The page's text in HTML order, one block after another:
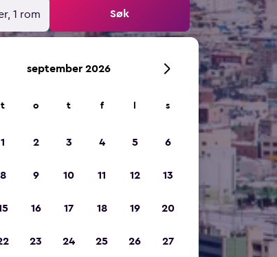
1 rom Søk
september 2026
t o t f s
1 2 3 4 5 6
8 9 10 11 12 13
16 17 18 19 20
23 24 25 26 27